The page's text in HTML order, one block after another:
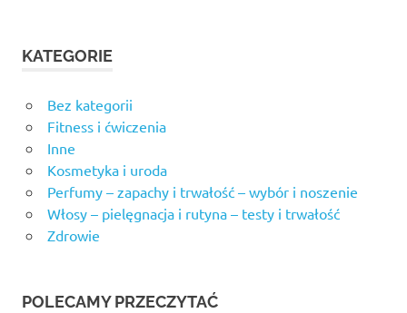
KATEGORIE
Bez kategorii
Fitness i ćwiczenia
Inne
Kosmetyka i uroda
Perfumy – zapachy i trwałość – wybór i noszenie
Włosy – pielęgnacja i rutyna – testy i trwałość
Zdrowie
POLECAMY PRZECZYTAĆ